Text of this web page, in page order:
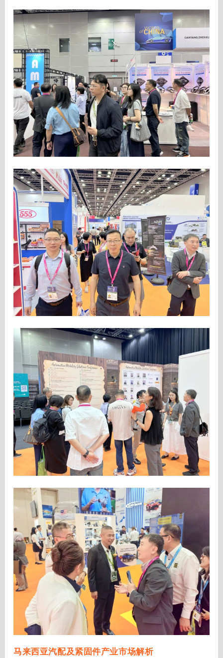
马来西亚汽配及紧固件产业市场解析